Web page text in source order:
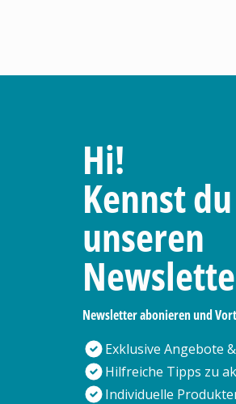
Hi!
Kennst
unseren
Newsletter abonieren und
Exklusive Angebote
Hilfreiche Tipps zu
Individuelle